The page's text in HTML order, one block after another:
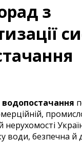
з
нерухомості
води, безпечна й